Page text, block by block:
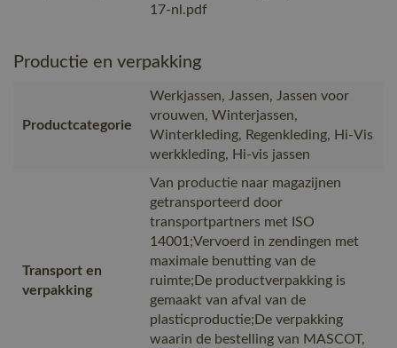
17-nl.pdf
Productie en verpakking
Productcategorie
Werkjassen, Jassen, Jassen voor
vrouwen, Winterjassen,
Winterkleding, Regenkleding, Hi-Vis
werkkleding, Hi-vis jassen
Transport en
verpakking
Van productie naar magazijnen
getransporteerd door
transportpartners met ISO
14001;Vervoerd in zendingen met
maximale benutting van de
ruimte;De productverpakking is
gemaakt van afval van de
plasticproductie;De verpakking
waarin de bestelling van MASCOT,